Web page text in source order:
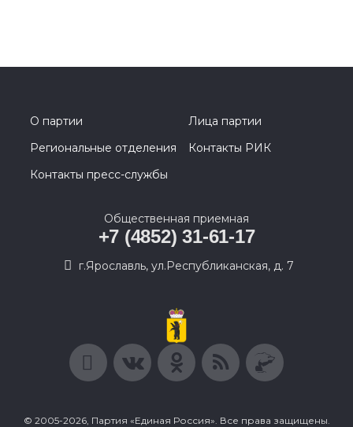
О партии
Лица партии
Региональные отделения
Контакты РИК
Контакты пресс-службы
Общественная приемная
+7 (4852) 31-61-17
г.Ярославль, ул.Республиканская, д. 7
© 2005-2026, Партия «Единая Россия». Все права защищены.